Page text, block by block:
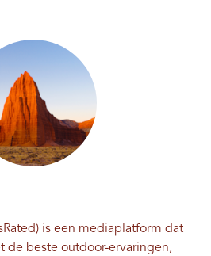
is een mediaplatform dat
de beste outdoor-ervaringen,